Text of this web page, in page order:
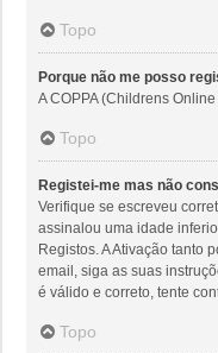
Topo
Porque não me posso
A COPPA (Childrens
Topo
Registei-me mas não
Verifique se escreveu
assinalou uma idade
Registos. A Ativação tanto
email, siga as suas
é válido e correto, tente
Topo